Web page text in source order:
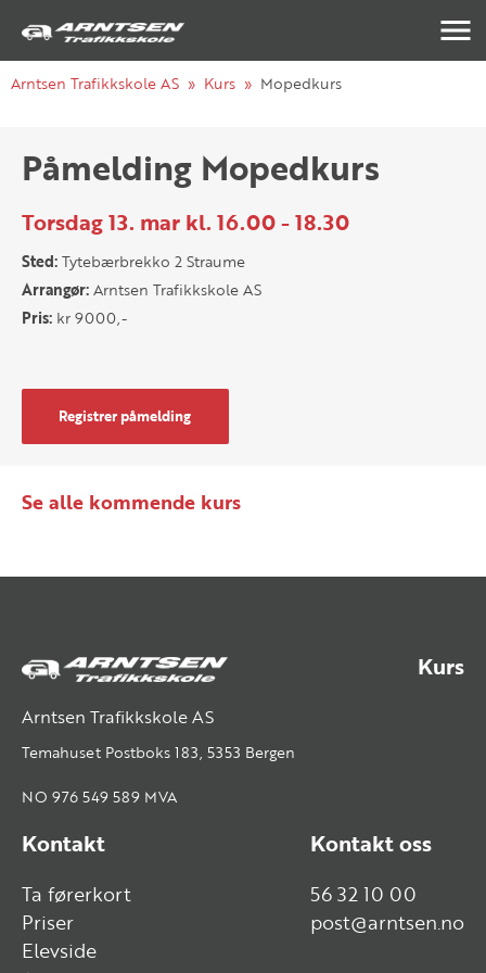
Arntsen Trafikkskole AS Kurs Mopedkurs
Påmelding Mopedkurs
Torsdag 13. mar kl. 16.00 - 18.30
Sted:Tytebærbrekko 2 Straume
Arrangør:Arntsen Trafikkskole AS
Pris: kr 9000,-
Registrer påmelding
Se alle kommende kurs
Arntsen Trafikkskole AS
Temahuset Postboks 183, 5353 Bergen
NO 976 549 589 MVA
Kurs
Kontakt
Ta førerkort
Priser
Elevside
Kontakt oss
56 32 10 00
post@arntsen.no